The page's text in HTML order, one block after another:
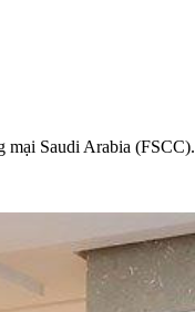
mại Saudi Arabia (FSCC).